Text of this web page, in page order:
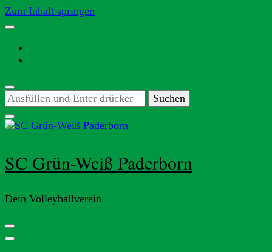
Zum Inhalt springen
Suchst
du
nach
etwas?
SC Grün-Weiß Paderborn
Dein Volleyballverein